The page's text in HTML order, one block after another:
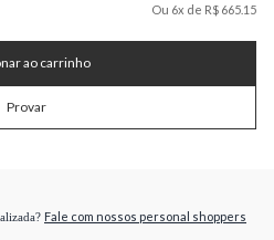
Ou 6x de R$ 665.15
ao carrinho
Provar
Fale com nossos personal shoppers